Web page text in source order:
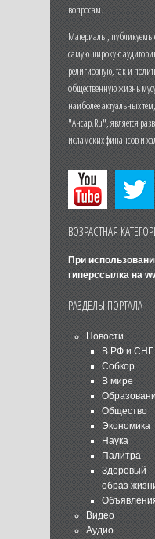
вопросам.
Материалы,
самую широкую
религиозную, так и
общественную жизнь
наиболее актуальных
"Ансар.Ru", является
исламских финансов и
ВОЗРАСТНАЯ
При
гиперссылка на
РАЗДЕЛЫ ПОРТАЛА
Новости
В РФ и СНГ
Собкор
В мире
Общество
Экономика
Наука
Палитра
Здоровый
образ
Видео
Аудио